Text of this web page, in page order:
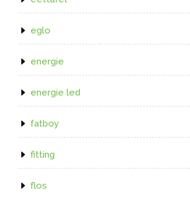
eglo
energie
energie led
fatboy
fitting
flos